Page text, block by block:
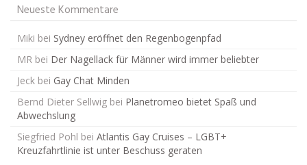
Neueste Kommentare
Miki bei Sydney eröffnet den Regenbogenpfad
MR bei Der Nagellack für Männer wird immer beliebter
Jeck bei Gay Chat Minden
Bernd Dieter Sellwig bei Planetromeo bietet Spaß und
Abwechslung
Siegfried Pohl bei Atlantis Gay Cruises – LGBT+
Kreuzfahrtlinie ist unter Beschuss geraten